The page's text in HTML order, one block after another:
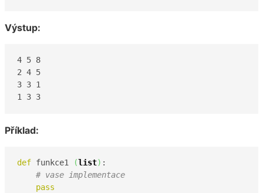
Výstup:
4 5 8
2 4 5
3 3 1
1 3 3
Příklad:
def funkce1 (list) :
# vase implementace
pass